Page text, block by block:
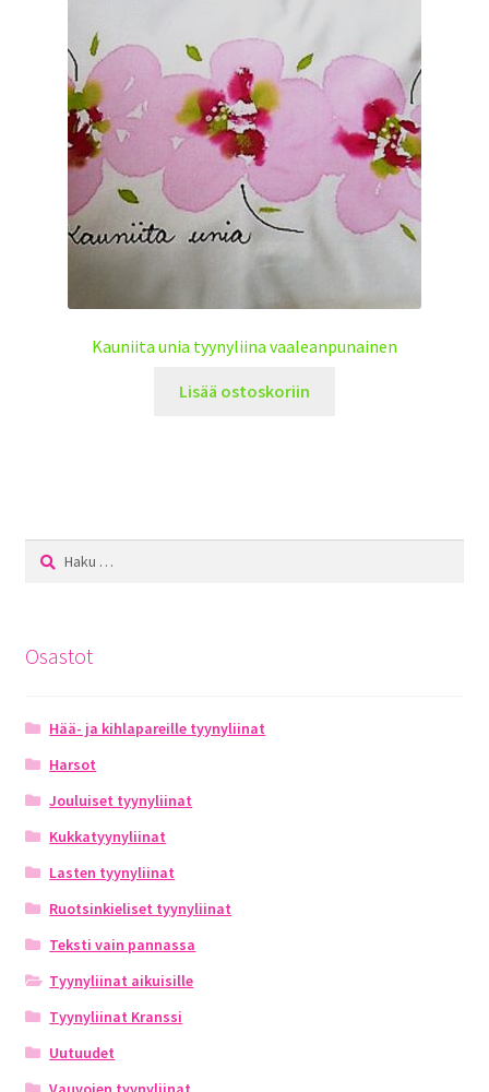
Kauniita unia tyynyliina vaaleanpunainen
Lisää ostoskoriin
Haku:
Osastot
Hää- ja kihlapareille tyynyliinat
Harsot
Jouluiset tyynyliinat
Kukkatyynyliinat
Lasten tyynyliinat
Ruotsinkieliset tyynyliinat
Teksti vain pannassa
Tyynyliinat aikuisille
Tyynyliinat Kranssi
Uutuudet